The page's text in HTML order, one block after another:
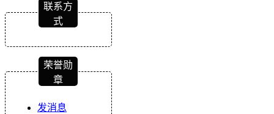
联系方
式
荣誉勋
章
发消息